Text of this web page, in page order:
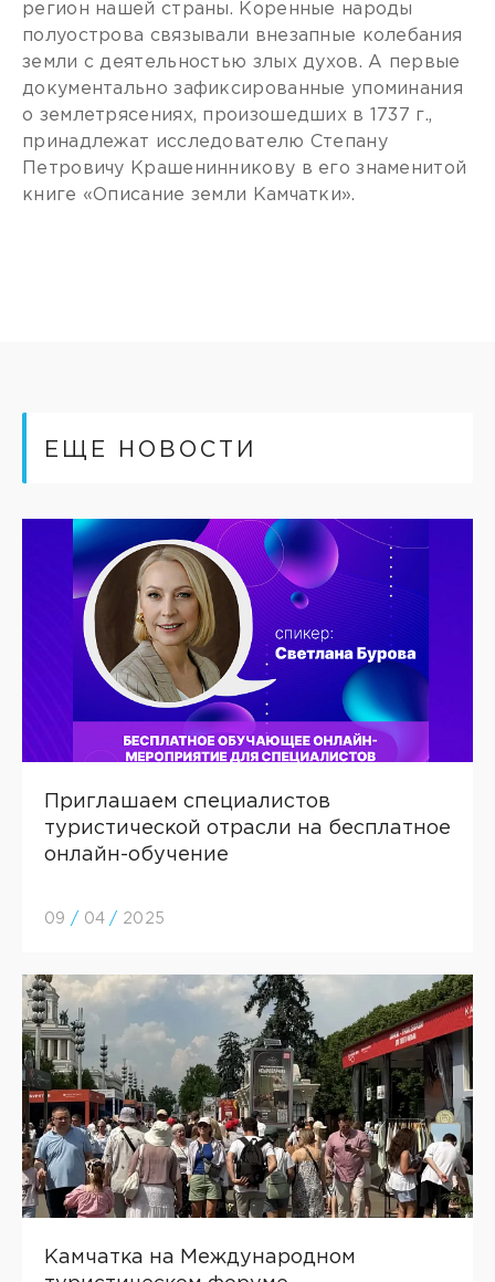
регион нашей страны. Коренные народы
полуострова связывали внезапные колебания
земли с деятельностью злых духов. А первые
документально зафиксированные упоминания
о землетрясениях, произошедших в 1737 г.,
принадлежат исследователю Степану
Петровичу Крашенинникову в его знаменитой
книге «Описание земли Камчатки».
ЕЩЕ НОВОСТИ
Приглашаем специалистов
туристической отрасли на бесплатное
онлайн-обучение
09 / 04 / 2025
Камчатка на Международном